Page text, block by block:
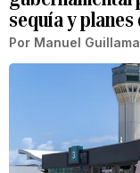
sequía y
Por Manuel